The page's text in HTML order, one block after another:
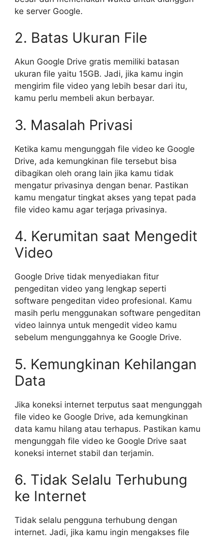
ke server Google.
2. Batas Ukuran File
Akun Google Drive gratis memiliki batasan
ukuran file yaitu 15GB. Jadi, jika kamu ingin
mengirim file video yang lebih besar dari itu,
kamu perlu membeli akun berbayar.
3. Masalah Privasi
Ketika kamu mengunggah file video ke Google
Drive, ada kemungkinan file tersebut bisa
dibagikan oleh orang lain jika kamu tidak
mengatur privasinya dengan benar. Pastikan
kamu mengatur tingkat akses yang tepat pada
file video kamu agar terjaga privasinya.
4. Kerumitan saat Mengedit
Video
Google Drive tidak menyediakan fitur
pengeditan video yang lengkap seperti
software pengeditan video profesional. Kamu
masih perlu menggunakan software pengeditan
video lainnya untuk mengedit video kamu
sebelum mengunggahnya ke Google Drive.
5. Kemungkinan Kehilangan
Data
Jika koneksi internet terputus saat mengunggah
file video ke Google Drive, ada kemungkinan
data kamu hilang atau terhapus. Pastikan kamu
mengunggah file video ke Google Drive saat
koneksi internet stabil dan terjamin.
6. Tidak Selalu Terhubung
ke Internet
Tidak selalu pengguna terhubung dengan
internet. Jadi, jika kamu ingin mengakses file